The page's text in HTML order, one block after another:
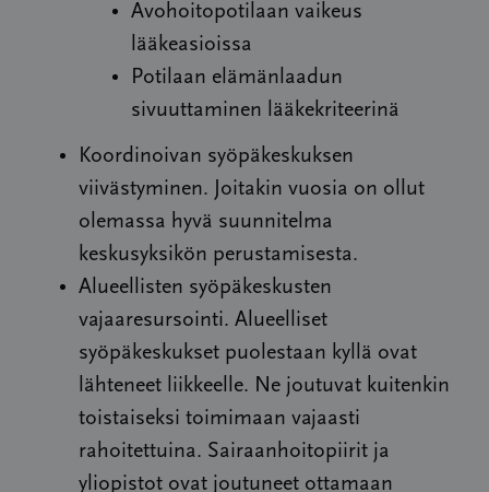
Avohoitopotilaan vaikeus
lääkeasioissa
Potilaan elämänlaadun
sivuuttaminen lääkekriteerinä
Koordinoivan syöpäkeskuksen
viivästyminen. Joitakin vuosia on ollut
olemassa hyvä suunnitelma
keskusyksikön perustamisesta.
Alueellisten syöpäkeskusten
vajaaresursointi. Alueelliset
syöpäkeskukset puolestaan kyllä ovat
lähteneet liikkeelle. Ne joutuvat kuitenkin
toistaiseksi toimimaan vajaasti
rahoitettuina. Sairaanhoitopiirit ja
yliopistot ovat joutuneet ottamaan